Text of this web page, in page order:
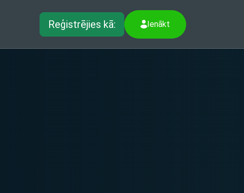
Reģistrējies kā: Ienākt